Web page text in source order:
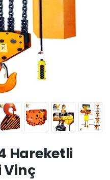
Hareketli
Vinç